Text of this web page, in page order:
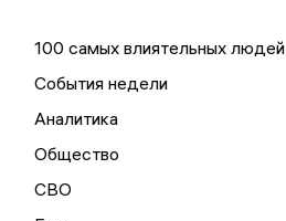
100 самых влиятельных людей
События недели
Аналитика
Общество
СВО